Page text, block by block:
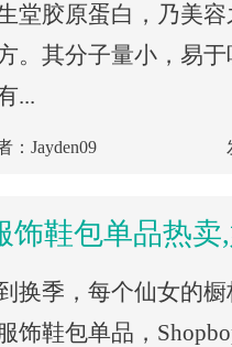
堂胶原蛋白，乃美
。其分子量小，易
...
：Jayden09
饰鞋包单品热
换季，每个仙女的
饰鞋包单品，